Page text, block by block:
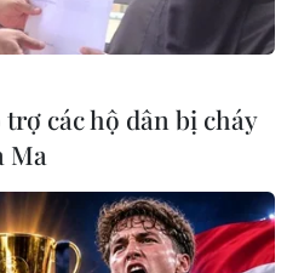
các hộ dân bị cháy
Ma